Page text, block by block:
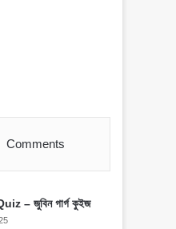
Comments
– জুবিন গার্গ কুইজ